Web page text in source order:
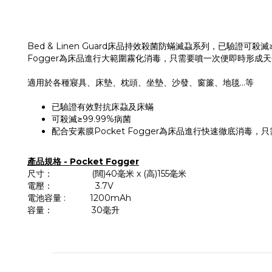
Bed & Linen Guard床品持效殺菌防蟎滅蝨系列，已驗證可殺
Fogger為床品進行大範圍霧化消毒，只需要噴一次便即時形成
適用於各種寢具、床墊、枕頭、坐墊、沙發、窗簾、地毯...等
已驗證有效對抗床蝨及床蟎
可殺滅≥99.99%病菌
配合安素膜Pocket Fogger為床品進行快速徹底消毒，
產品規格 - Pocket Fogger
尺寸： (闊)40毫米 x (高)155毫米
電壓：
3.7V
電池容量 : 1200mAh
容量： 30毫升